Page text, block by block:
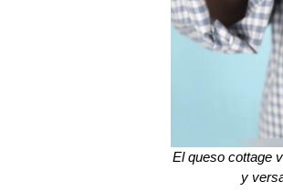
El queso cottage
y